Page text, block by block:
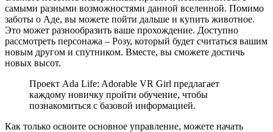
самыми разными возможностями данной вселенной. Помимо
заботы о Аде, вы можете пойти дальше и купить животное.
Это может разнообразить ваше прохождение. Доступно
рассмотреть персонажа – Розу, который будет считаться вашим
новым другом и спутником. Вместе, вы сможете достичь
новых высот.
Проект Ada Life: Adorable VR Girl предлагает
каждому новичку пройти обучение, чтобы
познакомиться с базовой информацией.
Как только освоите основное управление, можете начать